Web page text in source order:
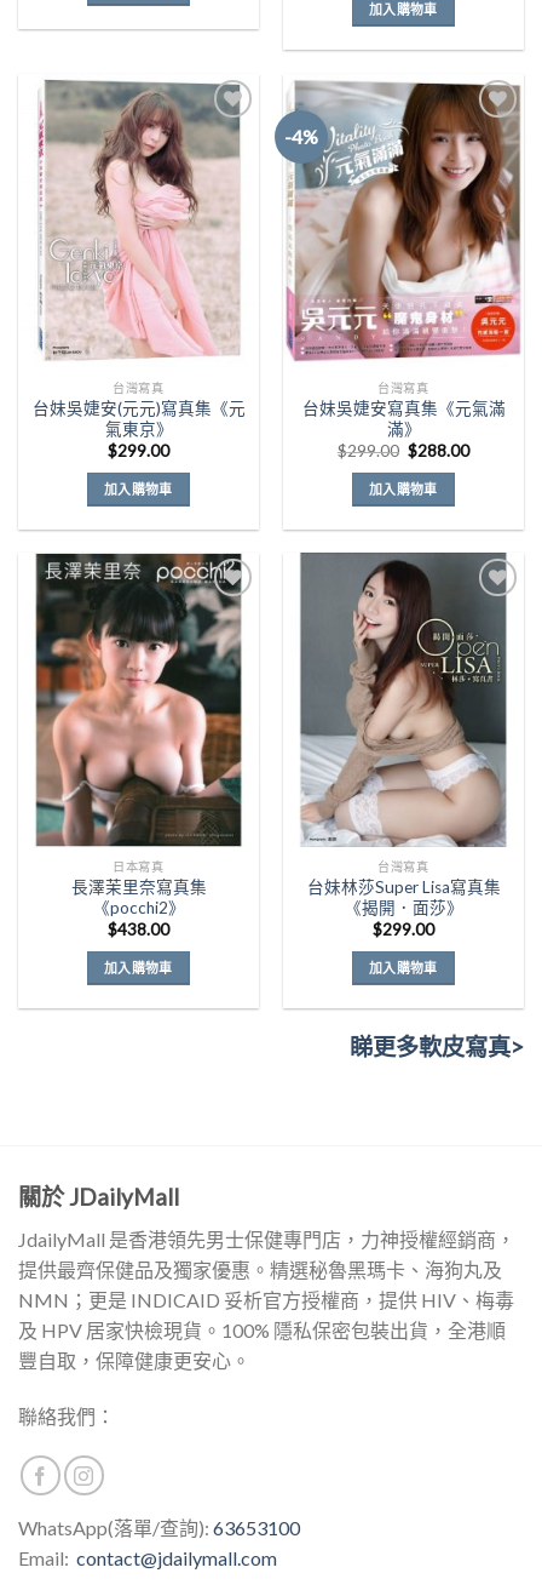
加入購物車
Wishlist
台灣寫真
台妹吳婕安(元元)寫真集《元
氣東京》
$299.00
加入購物車
-4%
Add to
Wishlist
台灣寫真
台妹吳婕安寫真集《元氣滿
滿》
$299.00 原
始
價
格：
$299.00。
$288.00目
加入購物車
Add to
Wishlist
日本寫真
長澤茉里奈寫真集
《pocchi2》
$438.00
加入購物車
Add to
Wishlist
台灣寫真
台妹林莎Super Lisa寫真集
《揭開．面莎》
$299.00
加入購物車
睇更多軟皮寫真>
關於 JDailyMall
JdailyMall 是香港領先男士保健專門店，力神授權經銷商，
提供最齊保健品及獨家優惠。精選秘魯黑瑪卡、海狗丸及
NMN；更是 INDICAID 妥析官方授權商，提供 HIV、梅毒
及 HPV 居家快檢現貨。100% 隱私保密包裝出貨，全港順
豐自取，保障健康更安心。
聯絡我們：
WhatsApp(落單/查詢): 63653100
Email: contact@jdailymall.com